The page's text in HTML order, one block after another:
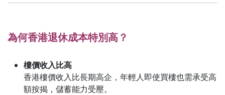
為何香港退休成本特別高？
樓價收入比高
香港樓價收入比長期高企，年輕人即使買樓也需承受高
額按揭，儲蓄能力受壓。